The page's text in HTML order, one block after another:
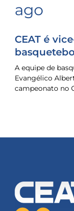
ago
CEAT é
A equipe de
Evangélico
campeonato no